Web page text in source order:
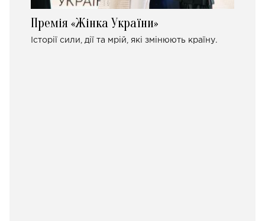
Премія «Жінка України»
Історії сили, дії та мрій, які змінюють країну.